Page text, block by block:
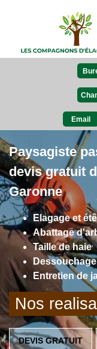
Email
Paysagiste
devis gratuit
Garonne
Elagage et
Abattage
Taille de haie
Entretien de
Nos
DEVIS GRATUIT